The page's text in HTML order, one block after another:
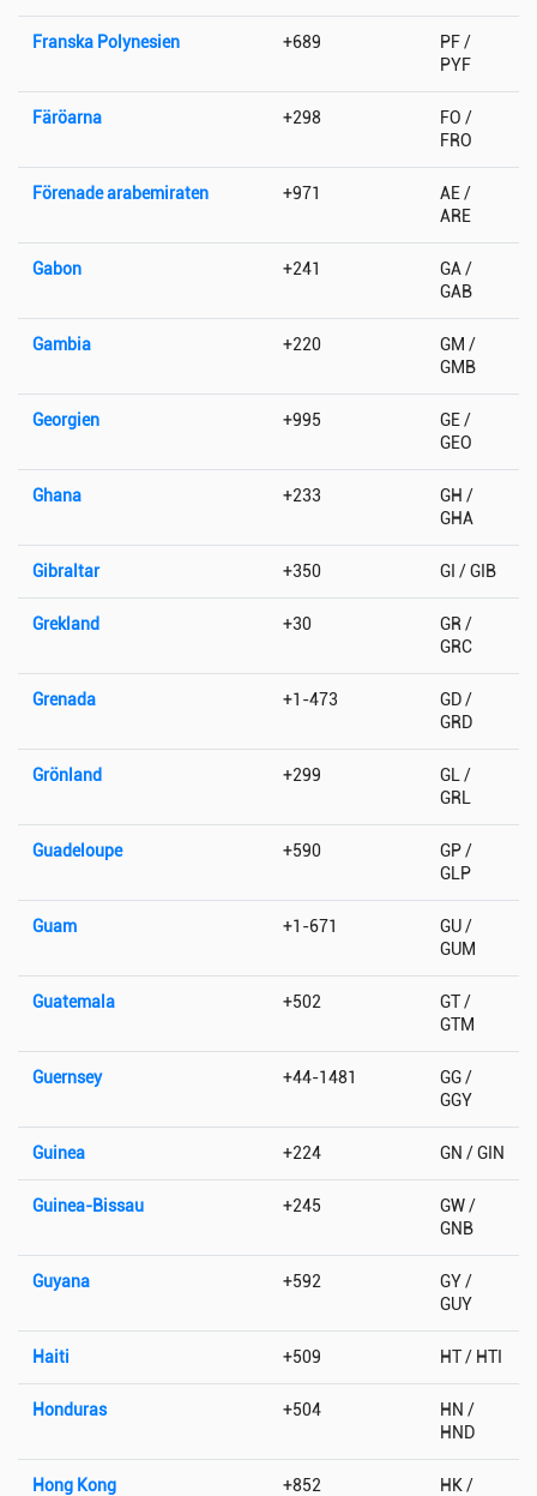
Franska Polynesien +689
PF /
PYF
Färöarna +298
FO /
FRO
Förenade arabemiraten +971
AE /
ARE
Gabon +241
GA /
GAB
Gambia +220
GM /
GMB
Georgien +995
GE /
GEO
Ghana +233
GH /
GHA
Gibraltar +350 GI / GIB
Grekland +30
GR /
GRC
Grenada +1-473
GD /
GRD
Grönland +299
GL /
GRL
Guadeloupe +590
GP /
GLP
Guam +1-671
GU /
GUM
Guatemala +502
GT /
GTM
Guernsey +44-1481
GG /
GGY
Guinea +224 GN / GIN
Guinea-Bissau +245
GW /
GNB
Guyana +592
GY /
GUY
Haiti +509 HT / HTI
Honduras +504
HN /
HND
Hong Kong +852
HK /